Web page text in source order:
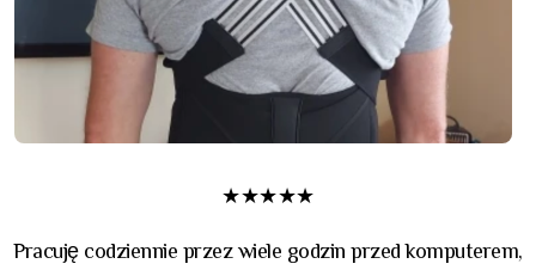
★★★★★
Pracuję codziennie przez wiele godzin przed komputerem,